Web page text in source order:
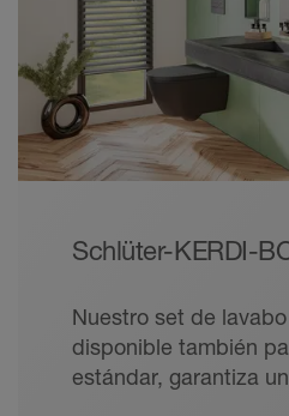
Schlüter-KERDI-
Nuestro set de
disponible también
estándar, garantiza